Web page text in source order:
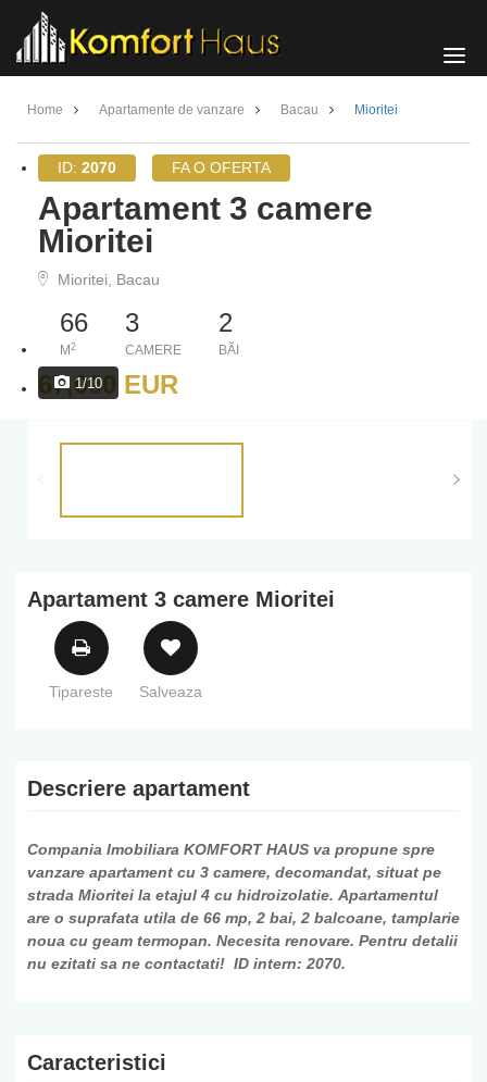
Komfort
Haus
Home Apartamente de vanzare Bacau Mioritei
ID: 2070 FA O OFERTA
Apartament 3 camere
Mioritei
Mioritei, Bacau
66
M 2
3
CAMERE
2
BĂI
67,000 EUR
1/10
Apartament 3 camere Mioritei
Tipareste Salveaza
Descriere apartament
Compania Imobiliara KOMFORT HAUS va propune spre
vanzare apartament cu 3 camere, decomandat, situat pe
strada Mioritei la etajul 4 cu hidroizolatie. Apartamentul
are o suprafata utila de 66 mp, 2 bai, 2 balcoane, tamplarie
noua cu geam termopan. Necesita renovare. Pentru detalii
nu ezitati sa ne contactati! ID intern: 2070.
Caracteristici